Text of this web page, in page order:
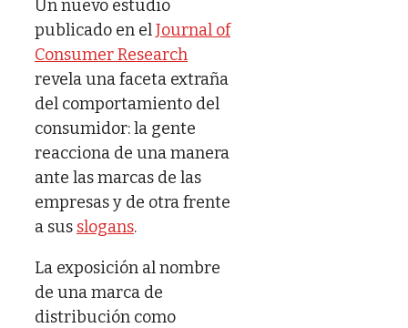
Un nuevo estudio
publicado en elJournal of
Consumer Research
revela una faceta extraña
del comportamiento del
consumidor: la gente
reacciona de una manera
ante las marcas de las
empresas y de otra frente
a sus slogans.
La exposición al nombre
de una marca de
distribución como